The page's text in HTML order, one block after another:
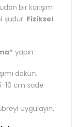
bir karışım
şudur: Fiziksel
yapın:
dökün.
10 cm sade
uygulayın.